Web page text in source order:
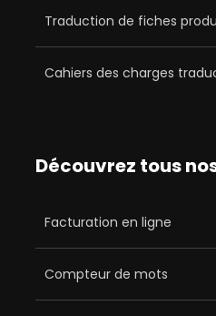
Traduction de fiches
Cahiers des charges
Découvrez tous
Facturation en ligne
Compteur de mots